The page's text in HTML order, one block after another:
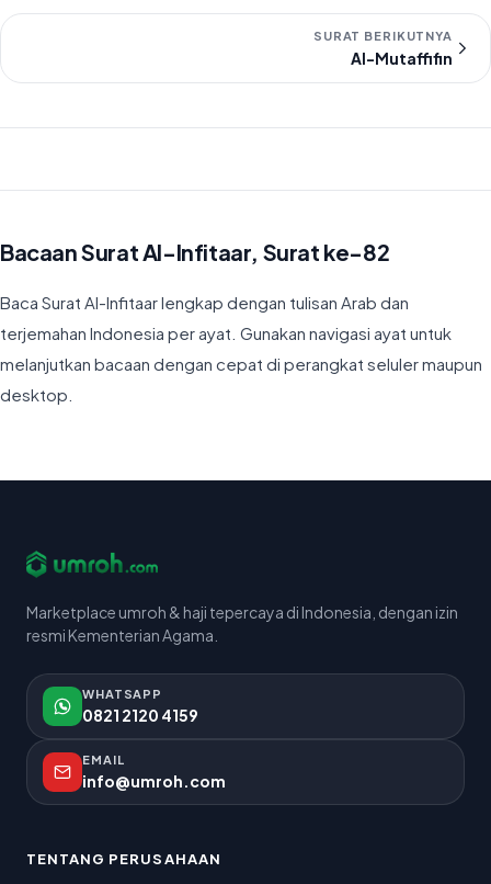
SURAT BERIKUTNYA
Al-Mutaffifin
Bacaan Surat Al-Infitaar, Surat ke-82
Baca Surat Al-Infitaar lengkap dengan tulisan Arab dan
terjemahan Indonesia per ayat. Gunakan navigasi ayat untuk
melanjutkan bacaan dengan cepat di perangkat seluler maupun
desktop.
Marketplace umroh & haji tepercaya di Indonesia, dengan izin
resmi Kementerian Agama.
WHATSAPP
0821 2120 4159
EMAIL
info@umroh.com
TENTANG PERUSAHAAN